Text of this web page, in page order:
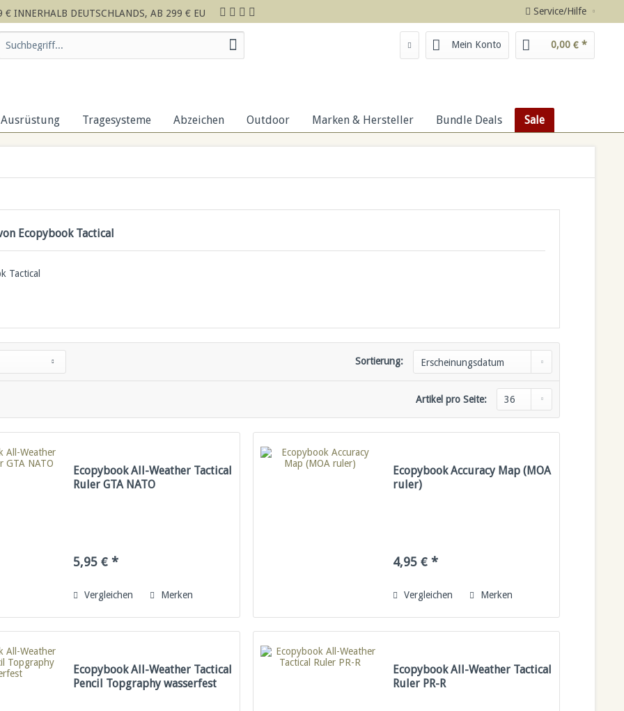
€ INNERHALB DEUTSCHLANDS, AB 299 € EU Service/Hilfe
Mein Konto 0,00 € *
Ausrüstung Tragesysteme Abzeichen Outdoor Marken & Hersteller Bundle Deals Sale
Ecopybook Tactical
Sortierung:
Artikel pro Seite:
Ecopybook All-Weather Tactical
Ruler GTA NATO
5,95 € *
Vergleichen Merken
Ecopybook Accuracy Map (MOA
ruler)
4,95 € *
Vergleichen Merken
Ecopybook All-Weather Tactical
Pencil Topgraphy wasserfest
Ecopybook All-Weather Tactical
Ruler PR-R